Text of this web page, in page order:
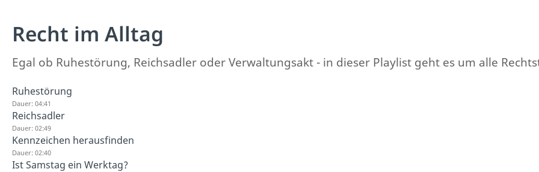
Recht im Alltag
Egal ob Ruhestörung, Reichsadler oder Verwaltungsakt - in dieser Playlist geht es um alle
Ruhestörung
Dauer: 04:41
Reichsadler
Dauer: 02:49
Kennzeichen herausfinden
Dauer: 02:40
Ist Samstag ein Werktag?